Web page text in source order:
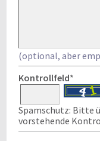
(optional, aber
Kontrollfeld*
Spamschutz: Bitte
vorstehende